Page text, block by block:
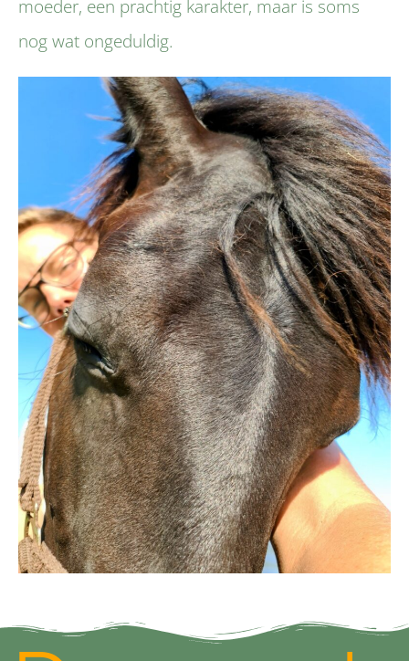
moeder, een prachtig karakter, maar is soms
nog wat ongeduldig.